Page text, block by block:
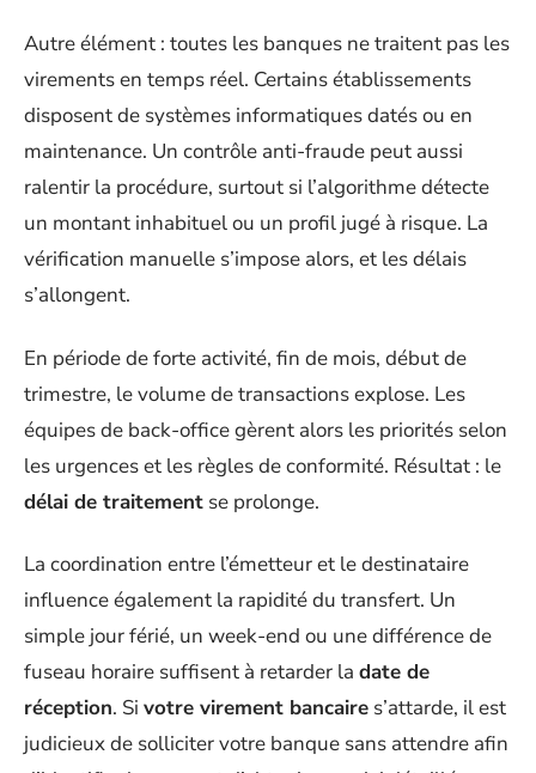
Autre élément : toutes les banques ne traitent pas les
virements en temps réel. Certains établissements
disposent de systèmes informatiques datés ou en
maintenance. Un contrôle anti-fraude peut aussi
ralentir la procédure, surtout si l’algorithme détecte
un montant inhabituel ou un profil jugé à risque. La
vérification manuelle s’impose alors, et les délais
s’allongent.
En période de forte activité, fin de mois, début de
trimestre, le volume de transactions explose. Les
équipes de back-office gèrent alors les priorités selon
les urgences et les règles de conformité. Résultat : le
délai de traitement se prolonge.
La coordination entre l’émetteur et le destinataire
influence également la rapidité du transfert. Un
simple jour férié, un week-end ou une différence de
fuseau horaire suffisent à retarder la date de
réception. Si votre virement bancaire s’attarde, il est
judicieux de solliciter votre banque sans attendre afin